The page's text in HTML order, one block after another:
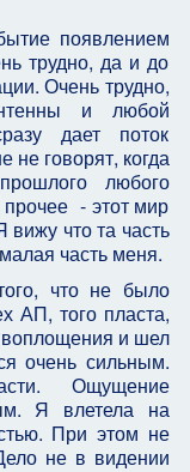
появлением
трудно, да и до
Очень трудно,
и любой
дает поток
говорят, когда
любого
прочее - этот мир
что та часть
часть меня.
что не было
АП, того пласта,
и шел
очень сильным.
Ощущение
Я влетела на
При этом не
не в видении